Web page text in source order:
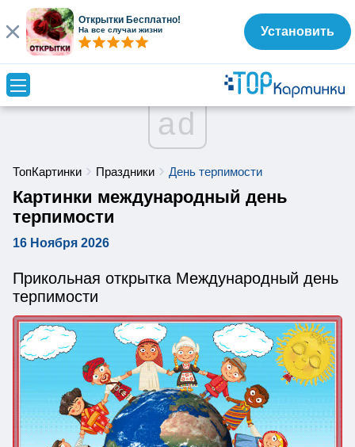
ad
ТопКартинки Праздники День терпимости
Картинки международный день
терпимости
16 Ноября 2026
Прикольная открытка Международный день
терпимости
Открытки Бесплатно!
На все случаи жизни Установить